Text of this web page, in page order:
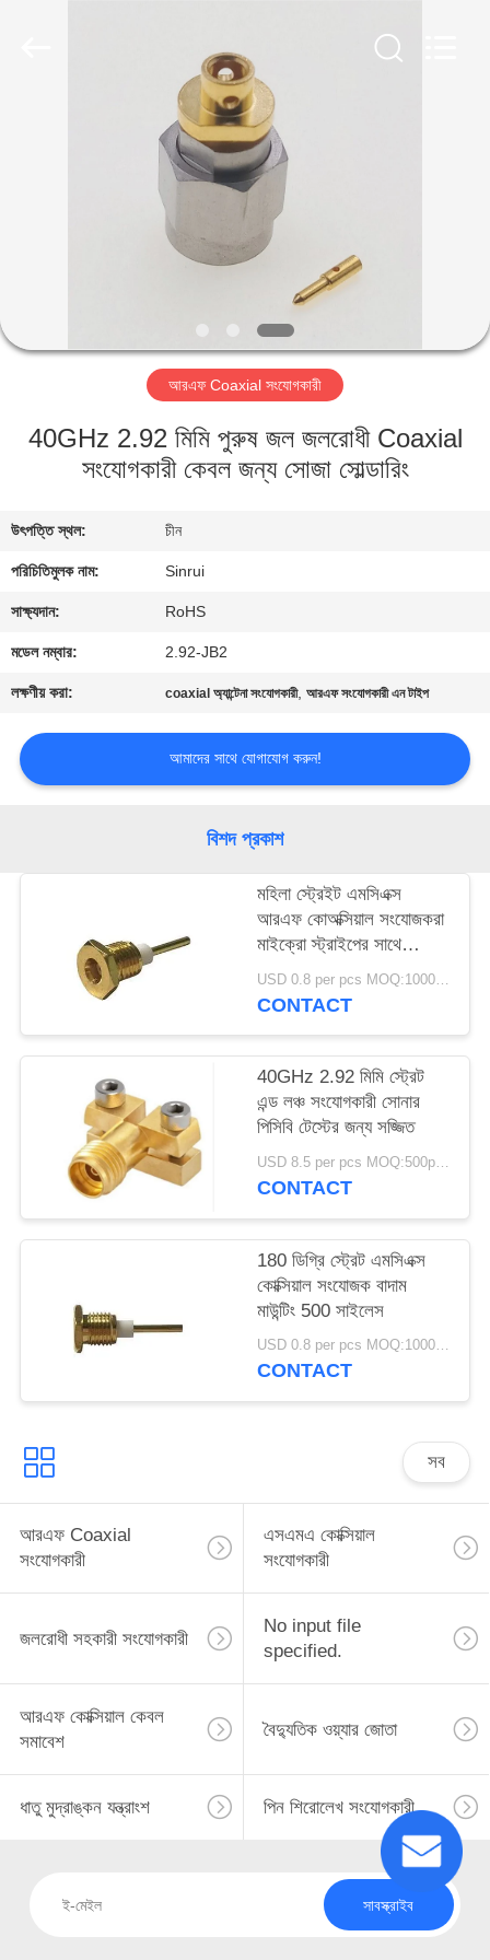
কারখানা
যোগাযোগ
করুন
উদ্ধৃতির
আবেদন
ম্যাপ
PRIVACY
POLICY
আরএফ Coaxial সংযোগকারী
40GHz 2.92 মিমি পুরুষ জল জলরোধী Coaxial
সংযোগকারী কেবল জন্য সোজা সোল্ডারিং
উৎপত্তি স্থল: চীন
পরিচিতিমুলক নাম: Sinrui
সাক্ষ্যদান: RoHS
মডেল নম্বার: 2.92-JB2
লক্ষণীয় করা: coaxial অ্যান্টেনা সংযোগকারী,আরএফ সংযোগকারী এন টাইপ
আমাদের সাথে যোগাযোগ করুন!
বিশদ প্রকাশ
মহিলা স্ট্রেইট এমসিএক্স
আরএফ কোঅক্সিয়াল সংযোজকরা
মাইক্রো স্ট্রাইপের সাথে
বাদামের মাউন্ট
USD 0.8 per pcs MOQ:1000 পিসি
CONTACT
40GHz 2.92 মিমি স্ট্রেট
এন্ড লঞ্চ সংযোগকারী সোনার
পিসিবি টেস্টের জন্য সজ্জিত
USD 8.5 per pcs MOQ:500pcs
CONTACT
180 ডিগ্রি স্ট্রেট এমসিএক্স
কোক্সিয়াল সংযোজক বাদাম
মাউন্টিং 500 সাইলেস
USD 0.8 per pcs MOQ:1000 পিসি
CONTACT
সব
আরএফ Coaxial
সংযোগকারী
এসএমএ কোক্সিয়াল
সংযোগকারী
জলরোধী সহকারী সংযোগকারী
No input file
specified.
আরএফ কোক্সিয়াল কেবল
সমাবেশ
বৈদ্যুতিক ওয়্যার জোতা
ধাতু মুদ্রাঙ্কন যন্ত্রাংশ পিন শিরোলেখ সংযোগকারী
সাবস্ক্রাইব